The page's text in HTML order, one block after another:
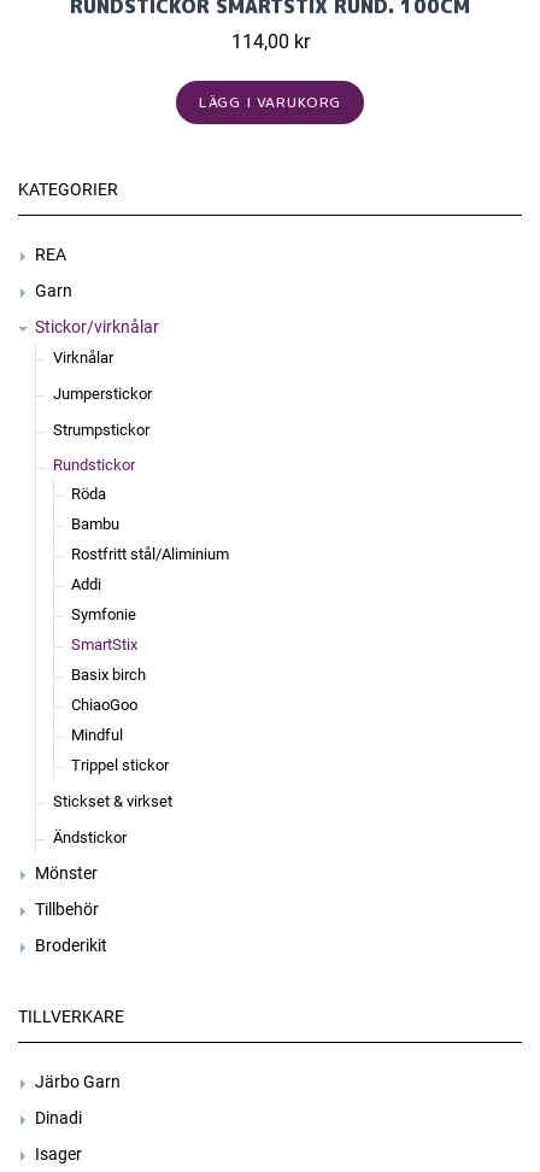
RUNDSTICKOR SMARTSTIX RUND. 100CM
114,00 kr
LÄGG I VARUKORG
KATEGORIER
REA
Garn
Stickor/virknålar
Virknålar
Jumperstickor
Strumpstickor
Rundstickor
Röda
Bambu
Rostfritt stål/Aliminium
Addi
Symfonie
SmartStix
Basix birch
ChiaoGoo
Mindful
Trippel stickor
Stickset & virkset
Ändstickor
Mönster
Tillbehör
Broderikit
TILLVERKARE
Järbo Garn
Dinadi
Isager